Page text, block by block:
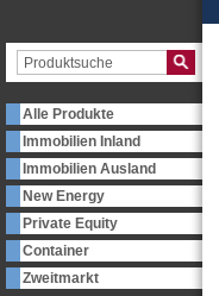
Alle Produkte
Immobilien Inland
Immobilien Ausland
New Energy
Private Equity
Container
Zweitmarkt